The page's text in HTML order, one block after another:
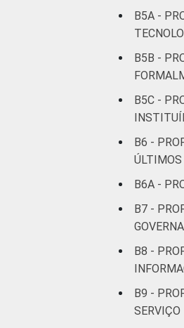
B5A -
B5B -
B5C -
B6 -
B6A -
B7 -
B8 -
B9 -
SERVIÇO